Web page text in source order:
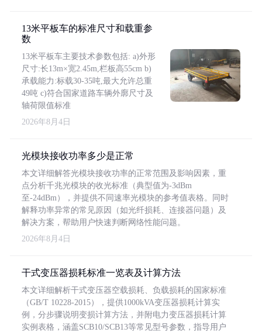
13米平板车的标准尺寸和载重参
数
13米平板车主要技术参数包括: a)外形
尺寸:长13m×宽2.45m,栏板高55cm b)
承载能力:标载30-35吨,最大允许总重
49吨 c)符合国家道路车辆外廓尺寸及
轴荷限值标准
2026年8月4日
光模块接收功率多少是正常
本文详细解答光模块接收功率的正常范围及影响因素，重
点分析千兆光模块的收光标准（典型值为-3dBm
至-24dBm），并提供不同速率光模块的参考值表格。同时
解释功率异常的常见原因（如光纤损耗、连接器问题）及
解决方案，帮助用户快速判断网络性能问题。
2026年8月4日
干式变压器损耗标准一览表及计算方法
本文详细解析干式变压器空载损耗、负载损耗的国家标准
（GB/T 10228-2015），提供1000kVA变压器损耗计算实
例，分步骤说明变损计算方法，并附电力变压器损耗计算
实例表格，涵盖SCB10/SCB13等常见型号参数，指导用户